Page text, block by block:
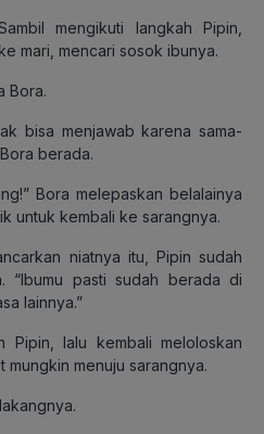
mengikuti langkah Pipin,
mari, mencari sosok ibunya.
Bora.
bisa menjawab karena sama-
berada.
Bora melepaskan belalainya
untuk kembali ke sarangnya.
niatnya itu, Pipin sudah
“Ibumu pasti sudah berada di
lainnya.”
Pipin, lalu kembali meloloskan
menuju sarangnya.